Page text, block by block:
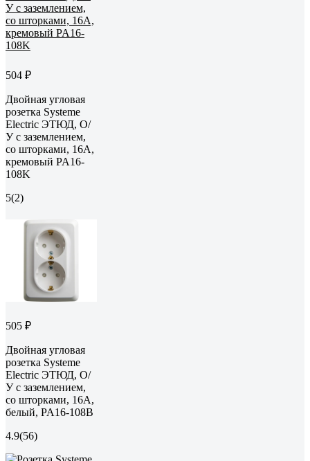
504 ₽
Двойная угловая
розетка Systeme
Electric ЭТЮД, O/
У с заземлением,
со шторками, 16А,
кремовый PA16-
108K
5(2)
505 ₽
Двойная угловая
розетка Systeme
Electric ЭТЮД, О/
У с заземлением,
со шторками, 16А,
белый, PA16-108B
4.9(56)